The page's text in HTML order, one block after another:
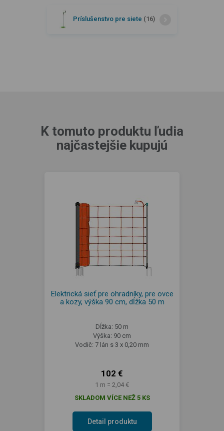
Príslušenstvo pre siete (16)
K tomuto produktu ľudia
najčastejšie kupujú
Elektrická sieť pre ohradníky, pre ovce
a kozy, výška 90 cm, dĺžka 50 m
Dĺžka: 50 m
Výška: 90 cm
Vodič: 7 lán s 3 x 0,20 mm
102 €
1 m = 2,04 €
SKLADOM VÍCE NEŽ 5 KS
Detail produktu